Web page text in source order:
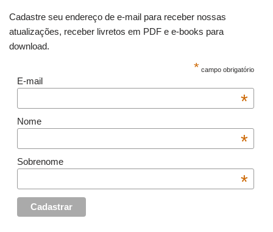
Cadastre seu endereço de e-mail para receber nossas
atualizações, receber livretos em PDF e e-books para
download.
* campo obrigatório
E-mail
*
Nome
*
Sobrenome
*